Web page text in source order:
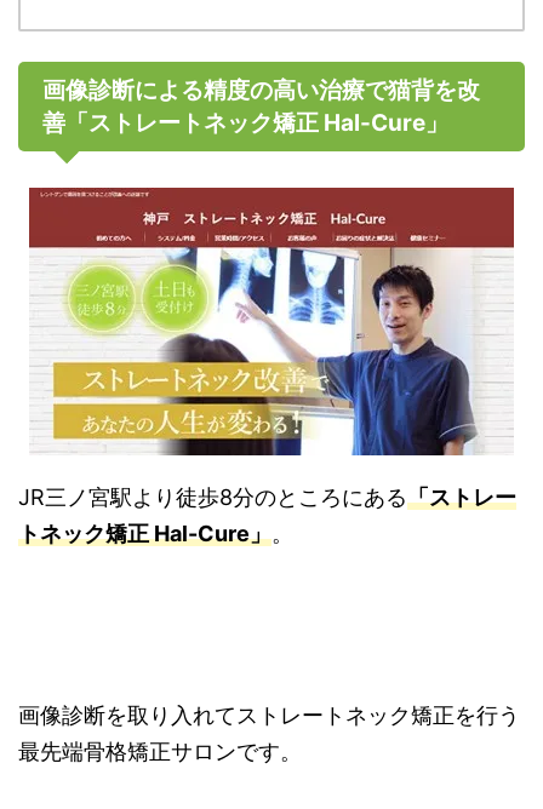
画像診断による精度の高い治療で猫背を改
善「ストレートネック矯正 Hal-Cure」
JR三ノ宮駅より徒歩8分のところにある「ストレー
トネック矯正 Hal-Cure」。
画像診断を取り入れてストレートネック矯正を行う
最先端骨格矯正サロンです。